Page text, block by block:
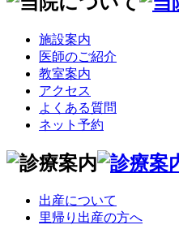
施設案内
医師のご紹介
教室案内
アクセス
よくある質問
ネット予約
出産について
里帰り出産の方へ